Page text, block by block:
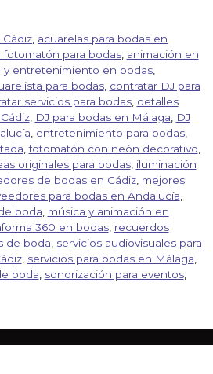
acuarelas para bodas en
fotomatón para bodas, animación en
y entretenimiento en bodas,
para bodas, contratar DJ para
servicios para bodas, detalles
, DJ para bodas en Málaga
DJ
entretenimiento para bodas,
,fotomatón con neón decorativo
originales para bodas, iluminación
de bodas en Cádiz, mejores
para bodas en Andalucía
boda música y animación en
360 en bodas, recuerdos
de boda servicios audiovisuales para
, servicios para bodas en Málaga
boda sonorización para eventos,